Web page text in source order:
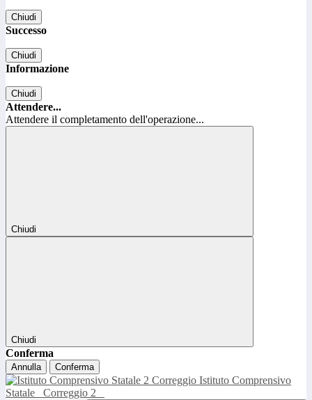
Chiudi
Successo
Chiudi
Informazione
Chiudi
Attendere...
Attendere il completamento dell'operazione...
Chiudi
Chiudi
Conferma
Annulla Conferma
Istituto Comprensivo
Statale
Correggio 2